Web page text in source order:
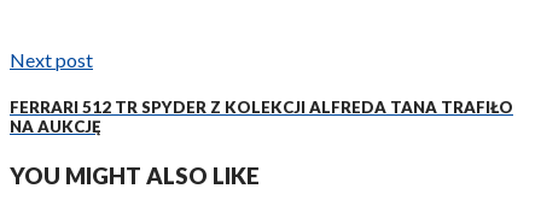
Next post
FERRARI 512 TR SPYDER Z KOLEKCJI ALFREDA TANA TRAFIŁO
NA AUKCJĘ
YOU MIGHT ALSO LIKE